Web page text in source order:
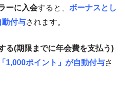
ーに入会すると、 ボーナスとし
動付与されます。
る(期限までに年会費を支払う)
1,000ポイント」が自動付与さ